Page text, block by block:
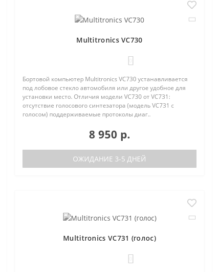
Multitronics VC730
Бортовой компьютер Multitronics VC730 устанавливается
под лобовое стекло автомобиля или другое удобное для
установки место. Отличия модели VC730 от VC731:
отсутствие голосового синтезатора (модель VC731 с
голосом) поддерживаемые протоколы диаг..
8 950 р.
ОЖИДАНИЕ 3-5 ДНЕЙ
Multitronics VC731 (голос)